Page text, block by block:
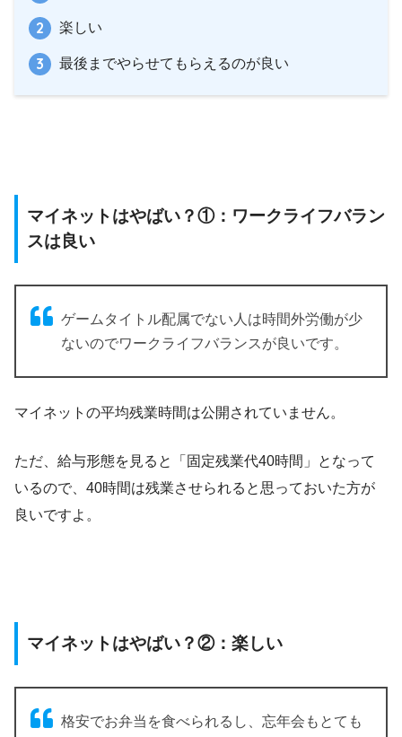
楽しい
最後までやらせてもらえるのが良い
マイネットはやばい？①：ワークライフバラン
スは良い
ゲームタイトル配属でない人は時間外労働が少
ないのでワークライフバランスが良いです。
マイネットの平均残業時間は公開されていません。
ただ、給与形態を見ると「固定残業代40時間」となって
いるので、40時間は残業させられると思っておいた方が
良いですよ。
マイネットはやばい？②：楽しい
格安でお弁当を食べられるし、忘年会もとても